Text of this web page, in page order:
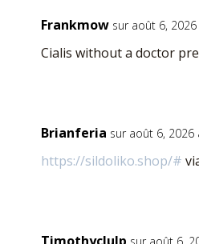
Frankmow sur août 6,
Cialis without a doctor
Brianferia sur août 6, 2026
https://sildoliko.shop/#